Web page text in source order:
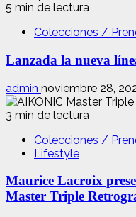
5 min de lectura
Colecciones /
Lanzada la nueva
admin noviembre 28,
3 min de lectura
Colecciones /
Lifestyle
Maurice Lacroix
Master Triple